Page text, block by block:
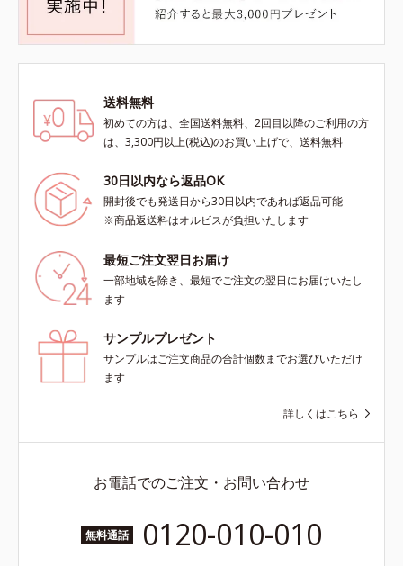
送料無料
初めての方は、全国送料無料、2回目以降のご利用の方
は、3,300円以上(税込)のお買い上げで、送料無料
30日以内なら返品OK
開封後でも発送日から30日以内であれば返品可能
※商品返送料はオルビスが負担いたします
最短ご注文翌日お届け
一部地域を除き、最短でご注文の翌日にお届けいたし
ます
サンプルプレゼント
サンプルはご注文商品の合計個数までお選びいただけ
ます
詳しくはこちら
お電話でのご注文・お問い合わせ
無料通話 0120-010-010